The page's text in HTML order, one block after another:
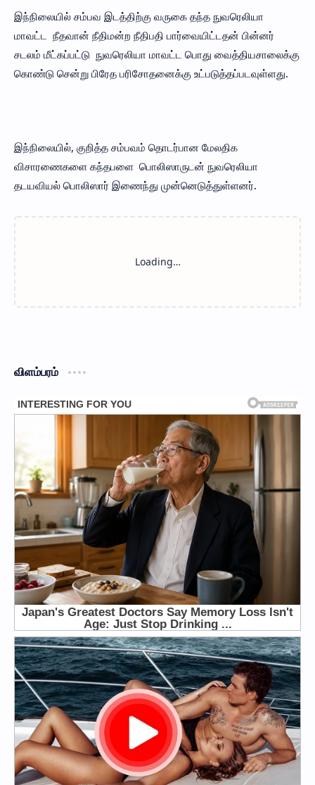
இந்நிலையில் சம்பவ இடத்திற்கு வருகை தந்த நுவரெலியா
மாவட்ட நீதவான் நீதிமன்ற நீதிபதி பார்வையிட்டதன் பின்னர்
சடலம் மீட்கப்பட்டு நுவரெலியா மாவட்ட பொது வைத்தியசாலைக்கு
கொண்டு சென்று பிரேத பரிசோதனைக்கு உட்படுத்தப்படவுள்ளது.
இந்நிலையில், குறித்த சம்பவம் தொடர்பான மேலதிக
விசாரணைகளை கந்தபளை பொலிஸாருடன் நுவரெலியா
தடயவியல் பொலிஸார் இணைந்து முன்னெடுத்துள்ளனர்.
விளம்பரம்